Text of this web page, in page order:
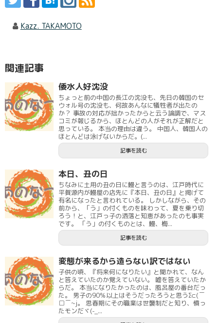
Kazz. TAKAMOTO
関連記事
倭水人好沈没
ちょっと前の中国の長江の沈没も、先日の韓国のセ
ウォル号の沈没も、何故あんなに犠牲者が出たの
か？ 事故の対応が拙かったからと云う論調で、マス
コミが報じるから、ほとんどの人がそれが正解だと
思っている。 本当の理由は違う。 中国人、韓国人の
ほとんどは泳げないからだ。(...
記事を読む
本日、丑の日
ちなみに土用の丑の日に鰻と言うのは、江戸時代に
平賀源内が鰻屋の店先に『本日、丑の日』と掲げて
有名になったと言われている。 しかしながら、その
前から、「う」の付くものを味わって、夏を乗り切
ろう！と、江戸っ子の洒落と知恵があったのも事実
です。 「う」の付くものとは、鰻、梅...
記事を読む
変態が来るから造らない訳ではない
子供の頃、『将来何になりたい』と聞かれて、なん
と答えていたのか覚えていない。 嘘を答えていたか
らだ。 本当になりたかったのは、風呂屋の番台だっ
た。 男子の90％以上はそうだったろうと思うΣ⊂(￣
□￣~j。 思春期にその職業は世襲制だと知り、憤っ
たモンだヾ(-_...